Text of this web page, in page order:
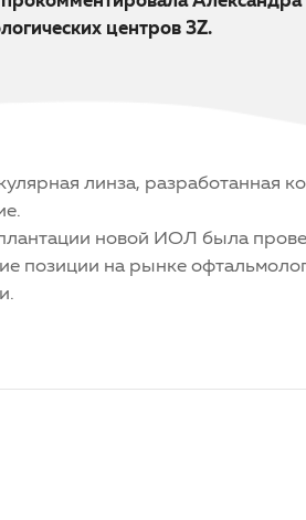
центров 3Z.
линза, разработанная
новой ИОЛ была
позиции на рынке